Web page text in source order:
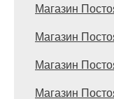
Магазин
Магазин
Магазин
Магазин